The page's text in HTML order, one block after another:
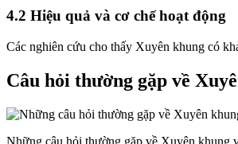
4.2 Hiệu quả và cơ chế hoạt động
Các nghiên cứu cho thấy Xuyên khung có
Câu hỏi thường gặp về
Những câu hỏi thường gặp về Xuyên khung